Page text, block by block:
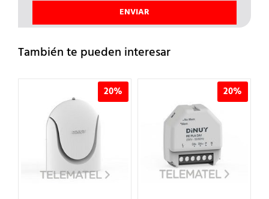
También te pueden interesar
20% 20%